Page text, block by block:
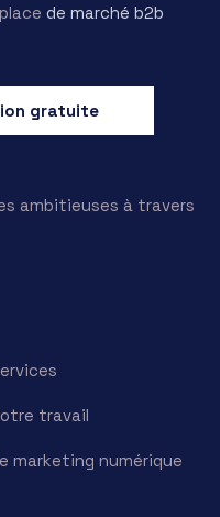
de marché b2b
gratuite
ambitieuses à travers
travail
marketing numérique